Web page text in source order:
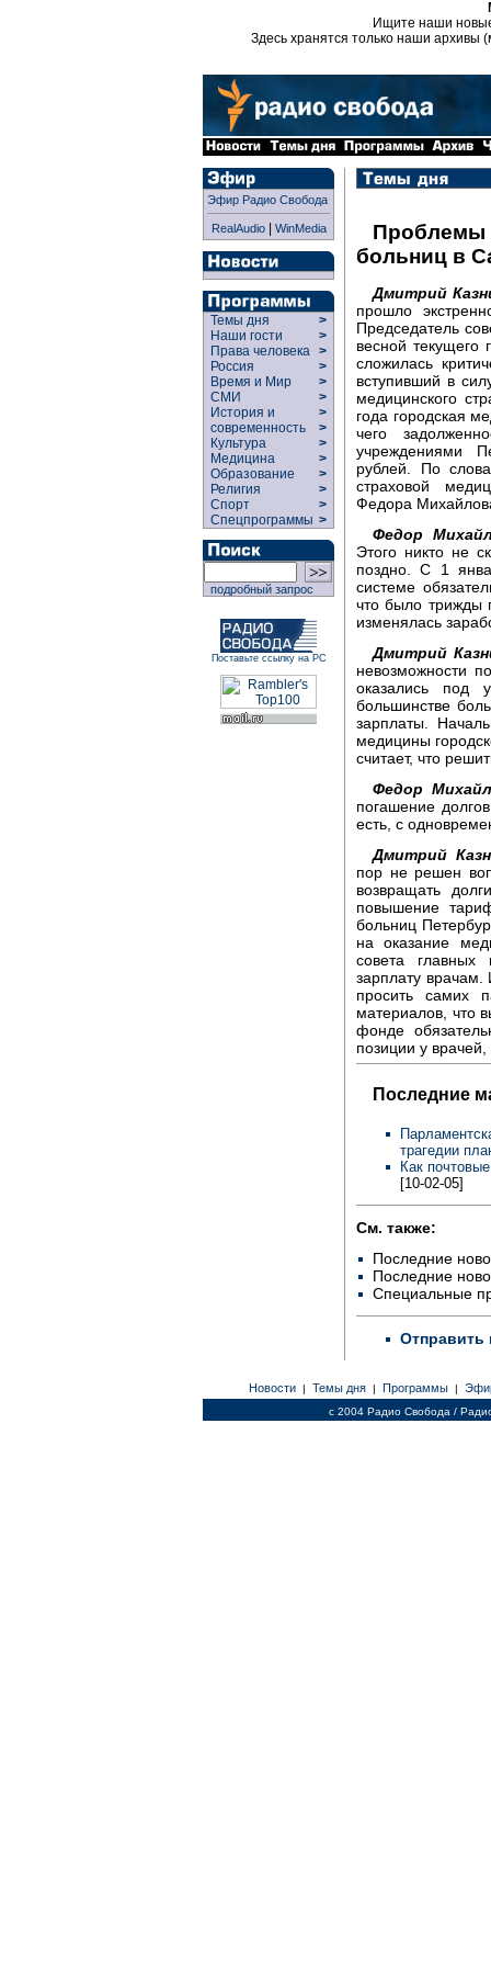
Ищите наши
Здесь хранятся только наши архивы
Эфир Радио Свобода
RealAudio| WinMedia
Темы дня
>
Наши гости
>
Права человека >
Россия
>
Время и Мир
>
СМИ
>
История и
современность
>
>
Культура
>
Медицина
>
Образование
>
Религия
>
Спорт
>
Спецпрограммы >
подробный запрос
Поставьте ссылку на РС
Проблемы
больниц в
Дмитрий
прошло
Председатель
весной текущего
сложилась
вступивший в
медицинского
года городская
чего
учреждениями
рублей. По
страховой
Федора
Федор
Этого никто не
поздно. С 1
системе
что было трижды
изменялась
Дмитрий
невозможности
оказались под
большинстве
зарплаты.
медицины
считает, что
Федор
погашение
есть, с
Дмитрий
пор не решен
возвращать
повышение
больниц
на оказание
совета
зарплату врачам.
просить самих
материалов, что
фонде
позиции у
Последние
трагедии
Как
[10-02-05]
См. также:
Последние
Последние
Специальные
Отправить
Новости | Темы дня | Программы |
c 2004 Радио Свобода /